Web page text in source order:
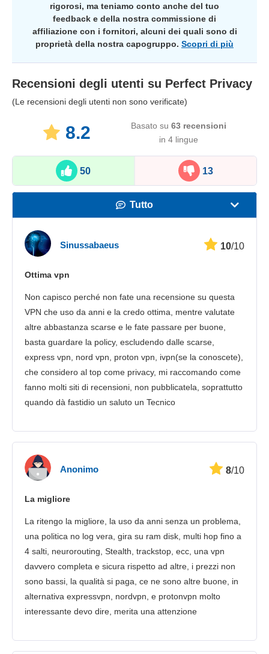
rigorosi, ma teniamo conto anche del tuo
feedback e della nostra commissione di
affiliazione con i fornitori, alcuni dei quali sono di
proprietà della nostra capogruppo. Scopri di più
Recensioni degli utenti su Perfect Privacy
(Le recensioni degli utenti non sono verificate)
8.2 Basato su 63recensioni
in 4 lingue
50 13
Tutto
Servizio clienti
Sinussabaeus 10/10
Ottima vpn
Non capisco perché non fate una recensione su questa
VPN che uso da anni e la credo ottima, mentre valutate
altre abbastanza scarse e le fate passare per buone,
basta guardare la policy, escludendo dalle scarse,
express vpn, nord vpn, proton vpn, ivpn(se la conoscete),
che considero al top come privacy, mi raccomando come
fanno molti siti di recensioni, non pubblicatela, soprattutto
quando dà fastidio un saluto un Tecnico
Anonimo 8/10
La migliore
La ritengo la migliore, la uso da anni senza un problema,
una politica no log vera, gira su ram disk, multi hop fino a
4 salti, neurorouting, Stealth, trackstop, ecc, una vpn
davvero completa e sicura rispetto ad altre, i prezzi non
sono bassi, la qualità si paga, ce ne sono altre buone, in
alternativa expressvpn, nordvpn, e protonvpn molto
interessante devo dire, merita una attenzione